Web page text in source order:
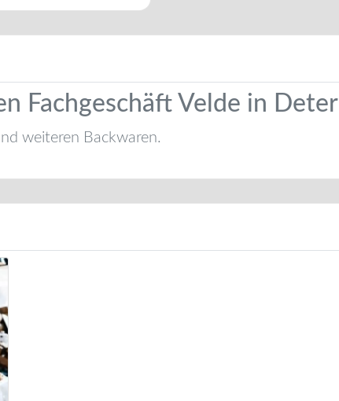
Fachgeschäft Velde in
weiteren Backwaren.